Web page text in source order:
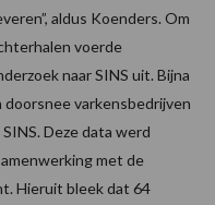
aldus Koenders. Om
voerde
naar SINS uit. Bijna
varkensbedrijven
Deze data werd
met de
Hieruit bleek dat 64